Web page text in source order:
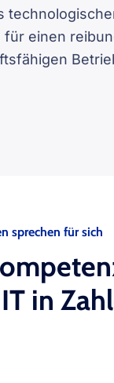
für einen
sprechen für sich
in